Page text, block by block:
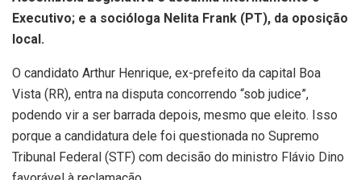
Executivo; e a socióloga Nelita Frank (PT), da oposição
local.
O candidato Arthur Henrique, ex-prefeito da capital Boa
Vista (RR), entra na disputa concorrendo “sob judice”,
podendo vir a ser barrada depois, mesmo que eleito. Isso
porque a candidatura dele foi questionada no Supremo
Tribunal Federal (STF) com decisão do ministro Flávio Dino